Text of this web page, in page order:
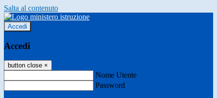
Salta al contenuto
Accedi
Accedi
button close ×
Nome Utente
Password